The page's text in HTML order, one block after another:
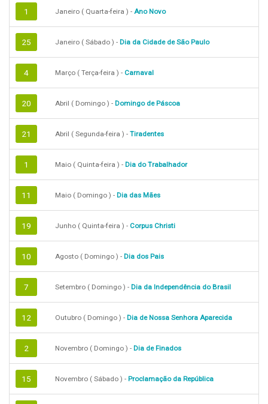
1 Janeiro ( Quarta-feira ) - Ano Novo
25 Janeiro ( Sábado ) - Dia da Cidade de São Paulo
4 Março ( Terça-feira ) - Carnaval
20 Abril ( Domingo ) - Domingo de Páscoa
21 Abril ( Segunda-feira ) - Tiradentes
1 Maio ( Quinta-feira ) - Dia do Trabalhador
11 Maio ( Domingo ) - Dia das Mães
19 Junho ( Quinta-feira ) - Corpus Christi
10 Agosto ( Domingo ) - Dia dos Pais
7 Setembro ( Domingo ) - Dia da Independência do Brasil
12 Outubro ( Domingo ) - Dia de Nossa Senhora Aparecida
2 Novembro ( Domingo ) - Dia de Finados
15 Novembro ( Sábado ) - Proclamação da República